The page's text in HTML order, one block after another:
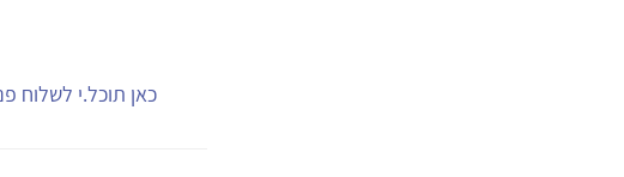
כאן תוכל.י לשלוח